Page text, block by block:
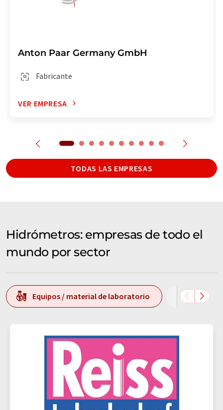
Anton Paar Germany GmbH
Fabricante
VER EMPRESA
TODAS LAS EMPRESAS
Hidrómetros: empresas de todo el
mundo por sector
Equipos / material de laboratorio